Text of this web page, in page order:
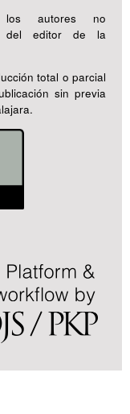
los autores no
del editor de la
total o parcial
sin previa